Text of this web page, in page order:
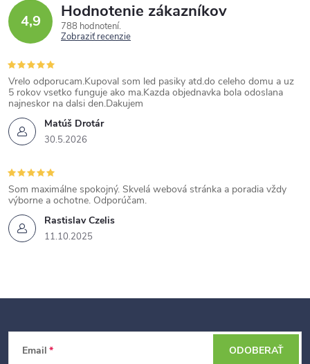
4,9 Hodnotenie zákazníkov
788 hodnotení
Zobraziť recenzie
Matúš Drotár
30.5.2026
Vrelo odporucam.Kupoval som led pasiky atd.do celeho domu a uz
5 rokov vsetko funguje ako ma.Kazda objednavka bola odoslana
najneskor na dalsi den.Dakujem
Rastislav Czelis
11.10.2025
Som maximálne spokojný. Skvelá webová stránka a poradia vždy
výborne a ochotne. Odporúčam.
Email ODOBERAŤ